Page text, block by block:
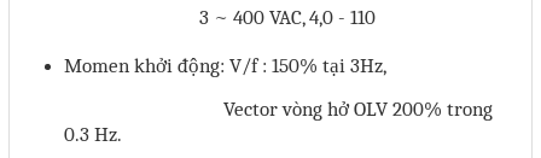
3 ~ 400 VAC, 4,0 - 110
Momen khởi động: V/f : 150% tại 3Hz,
Vector vòng hở OLV 200% trong
0.3 Hz.
Thiết kế phần mềm giám sát
và quản lý